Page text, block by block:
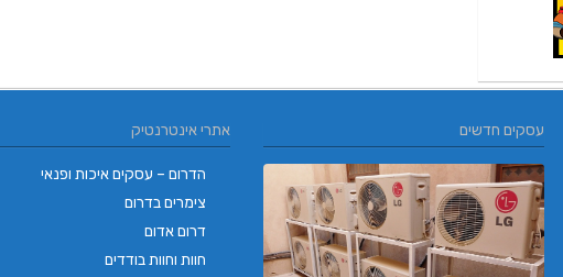
אתרי אינטרנטיק
הדרום – עסקים איכות ופנאי
צימרים בדרום
דרום אדום
חוות וחוות בודדים
עסקים חדשים